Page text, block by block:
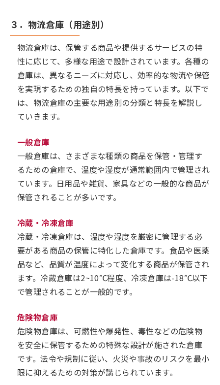
３．物流倉庫（用途別）
物流倉庫は、保管する商品や提供するサービスの特
性に応じて、多様な用途で設計されています。各種の
倉庫は、異なるニーズに対応し、効率的な物流や保管
を実現するための独自の特長を持っています。以下で
は、物流倉庫の主要な用途別の分類と特長を解説し
ていきます。
一般倉庫
一般倉庫は、さまざまな種類の商品を保管・管理す
るための倉庫で、温度や湿度が通常範囲内で管理され
ています。日用品や雑貨、家具などの一般的な商品が
保管されることが多いです。
冷蔵・冷凍倉庫
冷蔵・冷凍倉庫は、温度や湿度を厳密に管理する必
要がある商品の保管に特化した倉庫です。食品や医薬
品など、品質が温度によって変化する商品が保管され
ます。冷蔵倉庫は2~10℃程度、冷凍倉庫は-18℃以下
で管理されることが一般的です。
危険物倉庫
危険物倉庫は、可燃性や爆発性、毒性などの危険物
を安全に保管するための特殊な設計が施された倉庫
です。法令や規制に従い、火災や事故のリスクを最小
限に抑えるための対策が講じられています。